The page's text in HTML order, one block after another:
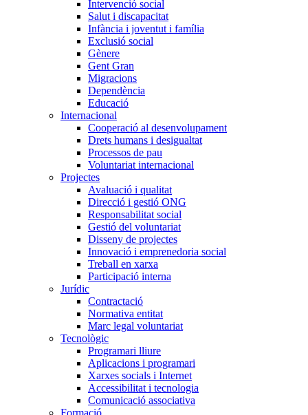
Intervenció social
Salut i discapacitat
Infància i joventut i família
Exclusió social
Gènere
Gent Gran
Migracions
Dependència
Educació
Internacional
Cooperació al desenvolupament
Drets humans i desigualtat
Processos de pau
Voluntariat internacional
Projectes
Avaluació i qualitat
Direcció i gestió ONG
Responsabilitat social
Gestió del voluntariat
Disseny de projectes
Innovació i emprenedoria social
Treball en xarxa
Participació interna
Jurídic
Contractació
Normativa entitat
Marc legal voluntariat
Tecnològic
Programari lliure
Aplicacions i programari
Xarxes socials i Internet
Accessibilitat i tecnologia
Comunicació associativa